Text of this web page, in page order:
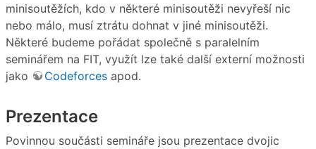
minisoutěžích, kdo v některé minisoutěži nevyřeší nic
nebo málo, musí ztrátu dohnat v jiné minisoutěži.
Některé budeme pořádat společně s paralelním
seminářem na FIT, využít lze také další externí možnosti
jako
Codeforces apod.
Prezentace
Povinnou součásti semináře jsou prezentace dvojic